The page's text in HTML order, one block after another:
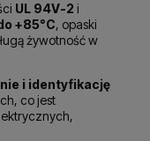
UL 94V-2 i
+85°C, opaski
żywotność w
i identyfikację
co jest